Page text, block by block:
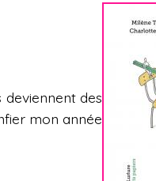
deviennent des
mon année